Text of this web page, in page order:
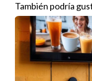
en una de las
gracias al acceso
constante.
José Martínez
:
logró cerrar su
le permitió
en su comunidad.
También podría